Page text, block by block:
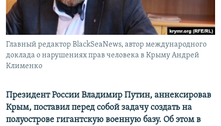
УКРАИНСКАЯ ПРОБЛЕМА КРЫМА
Все сайты RFE/RL
Главный редактор BlackSeaNews, автор международного
доклада о нарушениях прав человека в Крыму Андрей
Клименко
Президент России Владимир Путин, аннексировав
Крым, поставил перед собой задачу создать на
полуострове гигантскую военную базу. Об этом в